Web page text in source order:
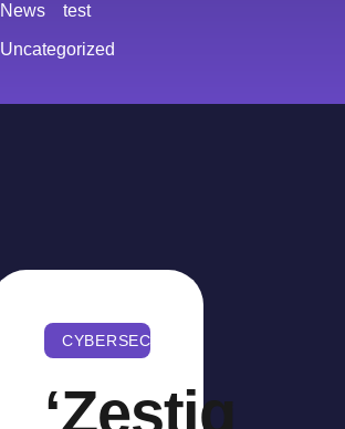
News test
Uncategorized
CYBERSECURITY
‘Zestig